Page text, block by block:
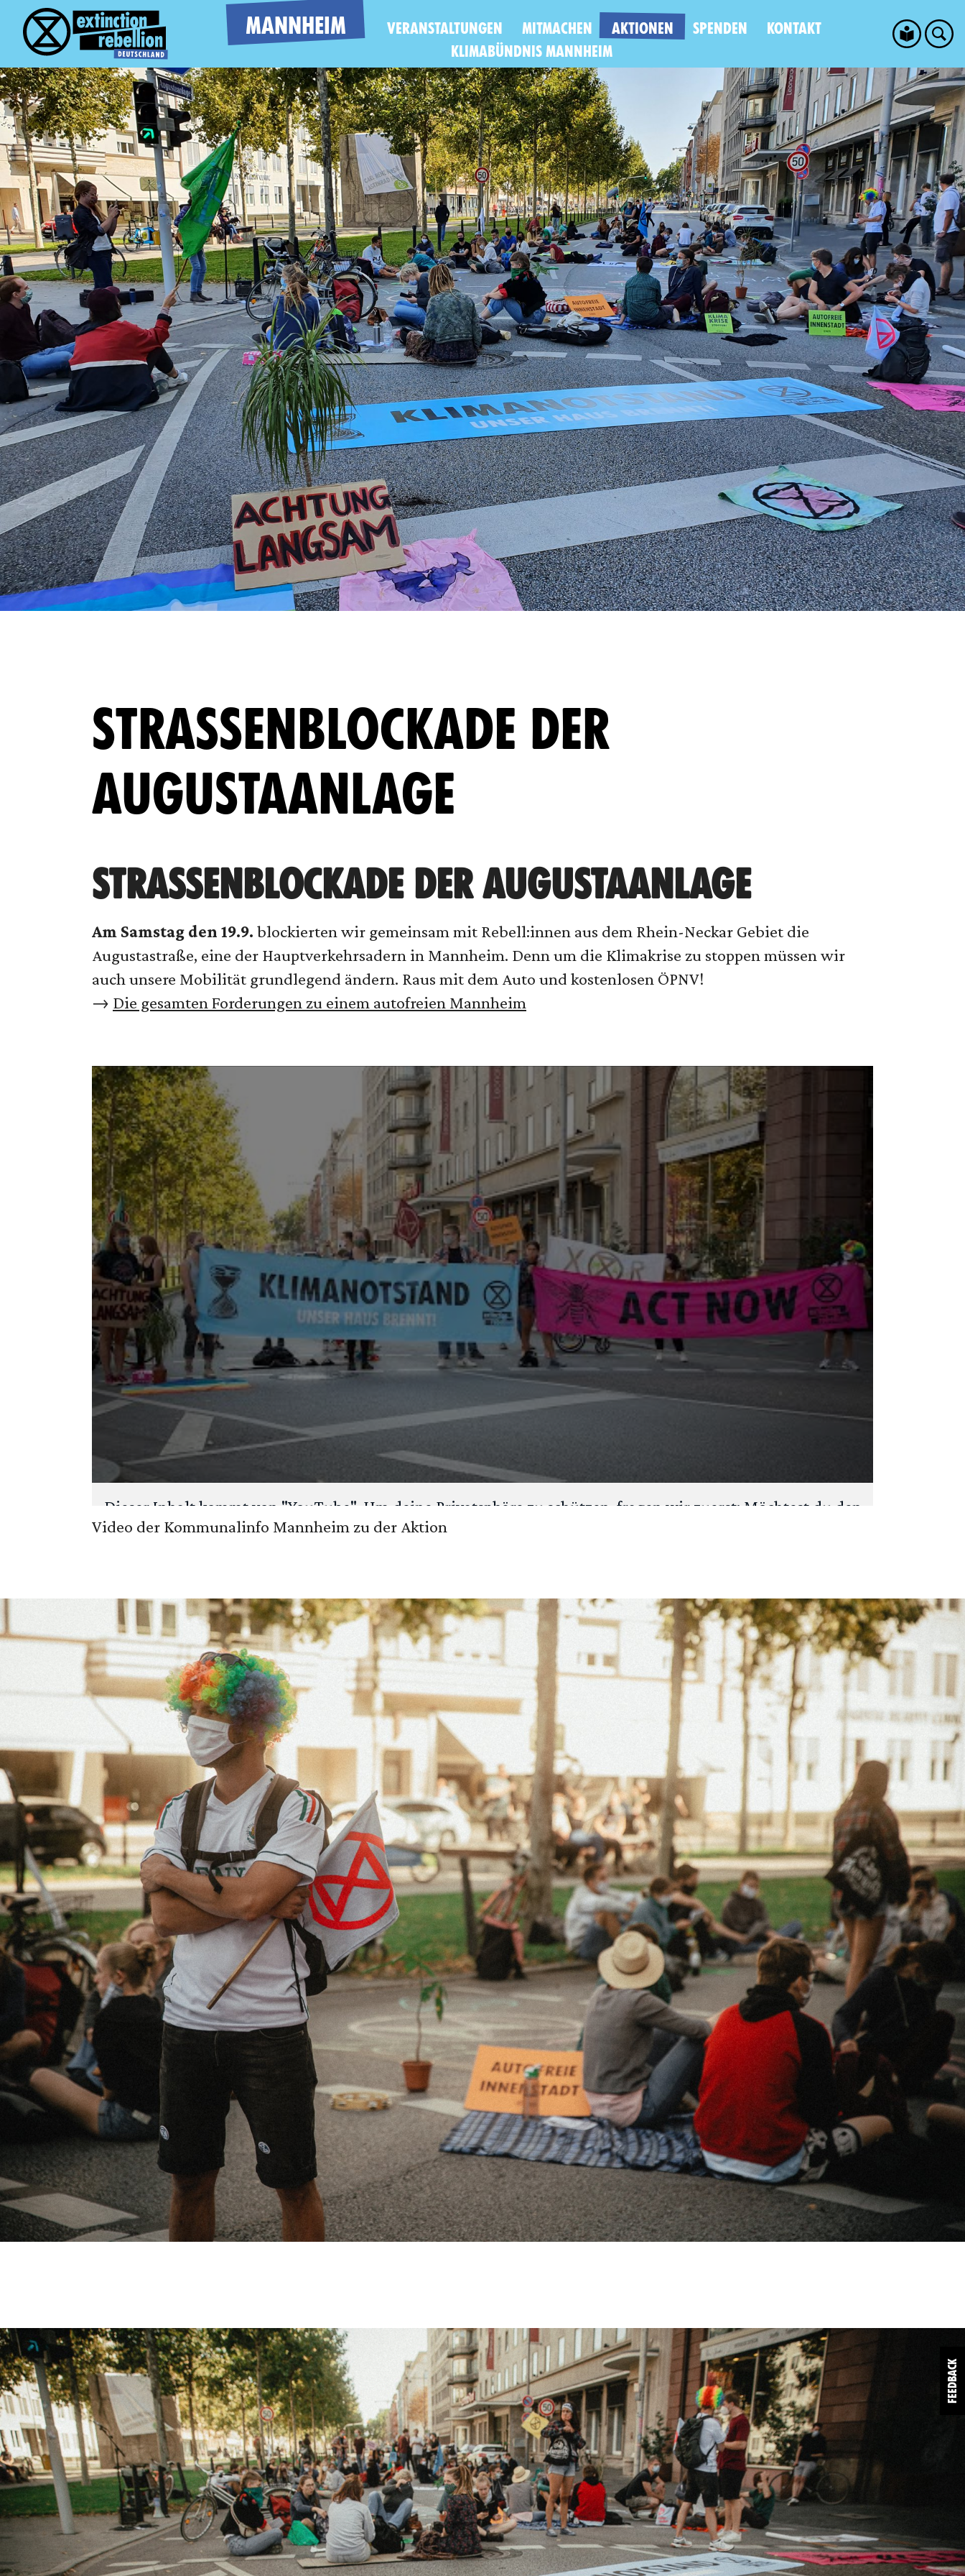
MANNHEIM VERANSTALTUNGEN MITMACHEN AKTIONEN SPENDEN
KONTAKT
KLIMABÜNDNIS MANNHEIM
STRASSENBLOCKADE DER A
UGUSTAANLAGE
STRASSENBLOCKADE DER AUGUSTAANLAGE
Am Samstag den 19.9. blockierten wir gemeinsam mit Rebell:innen aus dem Rhein-Neckar Gebiet die
Augustastraße, eine der Hauptverkehrsadern in Mannheim. Denn um die Klimakrise zu stoppen müssen wir
auch unsere Mobilität grundlegend ändern. Raus mit dem Auto und kostenlosen ÖPNV!
→ Die gesamten Forderungen zu einem autofreien Mannheim
Dieser Inhalt kommt von "YouTube". Um deine Privatsphäre zu schützen, fragen wir zuerst: Möchtest du den
Inhalt laden?
Video der Kommunalinfo Mannheim zu der Aktion
FEEDBACK